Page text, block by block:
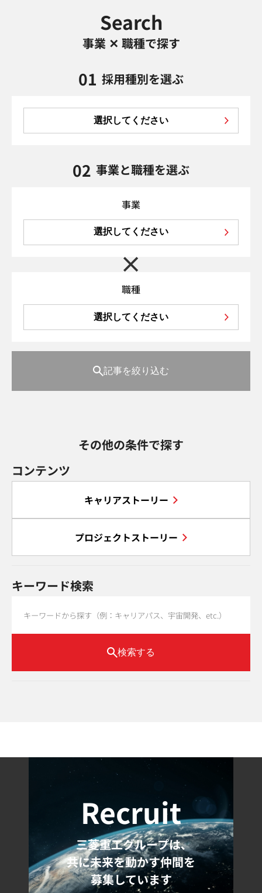
Search
事業 ✕ 職種で探す
01 採用種別を選ぶ
選択してください
02 事業と職種を選ぶ
事業
選択してください
職種
選択してください
記事を絞り込む
その他の条件で探す
コンテンツ
キャリアストーリー
プロジェクトストーリー
キーワード検索
検索する
Recruit
三菱重工グループは､
共に未来を動かす仲間を
募集しています